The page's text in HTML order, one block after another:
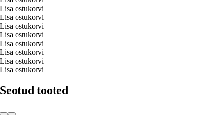
Lisa ostukorvi
Lisa ostukorvi
Lisa ostukorvi
Lisa ostukorvi
Lisa ostukorvi
Lisa ostukorvi
Lisa ostukorvi
Lisa ostukorvi
Seotud tooted